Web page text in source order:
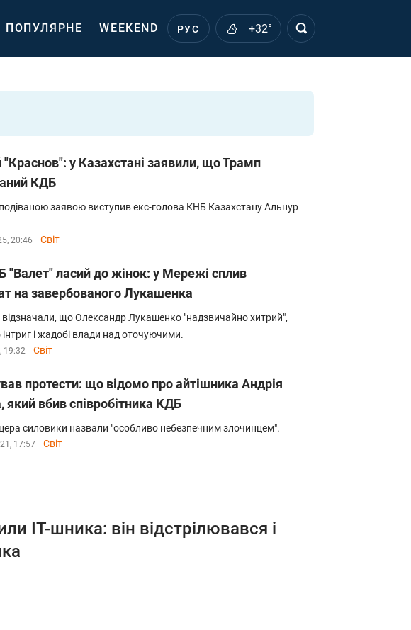
ПОПУЛЯРНЕ WEEKEND РУС +32°
у Казахстані заявили, що Трамп
КДБ
заявою виступив екс-голова КНБ Казахстану Альнур
20:46 Світ
"Валет" ласий до жінок: у Мережі сплив
на завербованого Лукашенка
що Олександр Лукашенко "надзвичайно хитрий",
і жадобі влади над оточуючими.
19:32 Світ
протести: що відомо про айтішника Андрія
який вбив співробітника КДБ
силовики назвали "особливо небезпечним злочинцем".
17:57 Світ
IT-шника: він відстрілювався і